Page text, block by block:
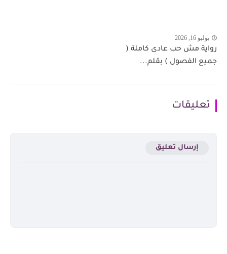
يوليو 16, 2026
رواية مش حب عادى كاملة (
جميع الفصول ) بقلم...
تعليقات
إرسال تعليق